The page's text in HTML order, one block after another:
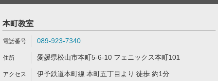
本町教室
089-923-7340
愛媛県松山市本町5-6-10 フェニックス本町101
伊予鉄道本町線 本町五丁目より 徒歩 約1分